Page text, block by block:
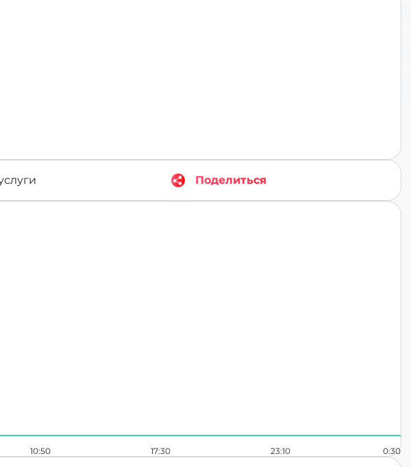
Поделиться
10:50 17:30 23:10 0:30